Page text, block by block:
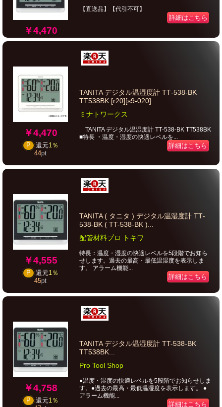
￥4,470
【直送品】【代引不可】
詳細はこちら
￥4,470
P 還元1％
44pt
TANITA デジタル温湿度計 TT‐538‐BK
TT538BK [r20][s9-020]...
ミナトワークス
TANITA デジタル温湿度計 TT‐538‐BK TT538BK
■特長 ・温度・湿度の快適レベルを...
詳細はこちら
￥4,555
P 還元1％
45pt
TANITA ( タニタ ) デジタル温湿度計 TT‐
538‐BK ( TT-538-BK )...
配管材料プロ トキワ
特長：温度・湿度の快適レベルを5段階でお知ら
せします。過去の最高・最低温湿度を表示しま
す。 アラーム機能...
詳細はこちら
￥4,758
P 還元1％
TANITA デジタル温湿度計 TT-538-BK
TT538BK...
Pro Tool Shop
●温度・湿度の快適レベルを5段階でお知らせしま
す。●過去の最高・最低温湿度を表示します。 ●
アラーム機能...
詳細はこちら